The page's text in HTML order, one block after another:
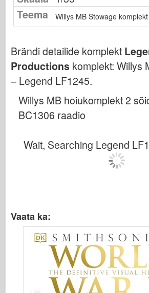
Bronco
Küber-hobi
Dragon
Eduard
E.T. Mudel
Peened vormid
Valori väed
Hasegawa
Icm
Italeri
Legend
Meng mudel
Tamiya
Teema
Willys MB Stowage komplekt
Brändi detailide komplekt
Productions komplekt: Willys
– Legend LF1245.
Willys MB hoiukomplekt 2
BC1306 raadio
Wait, Searching Legend
Vaata ka: